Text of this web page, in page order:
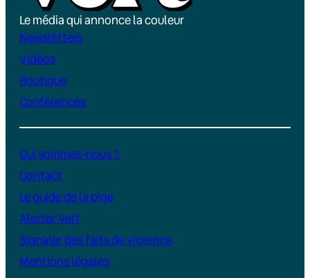
Le média qui annonce la couleur
Newsletters
Vidéos
Boutique
Conférences
Qui sommes-nous ?
Contact
Le guide de la pige
Alerter Vert
Signaler des faits de violence
Mentions légales